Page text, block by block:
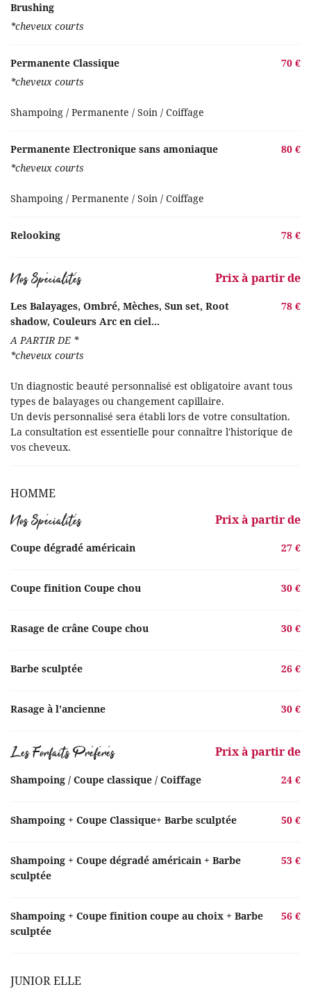
Coiffure
Actu'
Tarifs
Avis
Inscription
Brushing
*cheveux courts
Permanente Classique
70 €
*cheveux courts
Shampoing / Permanente / Soin / Coiffage
Permanente Electronique sans amoniaque
80 €
*cheveux courts
Shampoing / Permanente / Soin / Coiffage
Relooking 78 €
Nos Spécialités Prix à partir de
Les Balayages, Ombré, Mèches, Sun set, Root
shadow, Couleurs Arc en ciel...
78 €
A PARTIR DE *
*cheveux courts
Un diagnostic beauté personnalisé est obligatoire avant tous
types de balayages ou changement capillaire.
Un devis personnalisé sera établi lors de votre consultation.
La consultation est essentielle pour connaître l'historique de
vos cheveux.
HOMME
Nos Spécialités Prix à partir de
Coupe dégradé américain 27 €
Coupe finition Coupe chou 30 €
Rasage de crâne Coupe chou 30 €
Barbe sculptée 26 €
Rasage à l'ancienne 30 €
Les Forfaits Préférés Prix à partir de
Shampoing / Coupe classique / Coiffage 24 €
Shampoing + Coupe Classique+ Barbe sculptée 50 €
Shampoing + Coupe dégradé américain + Barbe
sculptée
53 €
Shampoing + Coupe finition coupe au choix + Barbe
sculptée
56 €
JUNIOR ELLE